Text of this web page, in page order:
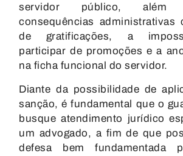
servidor público, além
consequências administrativas
de gratificações, a
participar de promoções e a
na ficha funcional do servidor.
Diante da possibilidade de
sanção, é fundamental que o
busque atendimento jurídico
um advogado, a fim de que
defesa bem fundamentada